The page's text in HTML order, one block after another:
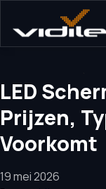
LED
Prijzen,
Voorkomt
19 mei 2026